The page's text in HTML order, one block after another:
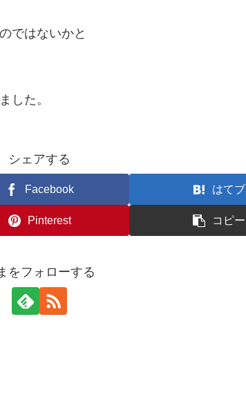
ではないかと
した。
シェアする
Facebook はてブ
Pinterest コピー
をフォローする